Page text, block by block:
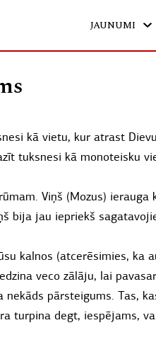
JAUNUMI
kā vietu, kur atrast
tuksnesi kā monoteisku
Viņš (Mozus) ierauga
bija jau iepriekš
kalnos (atcerēsimies, ka
veco zālāju, lai
pārsteigums. Tas,
turpina degt, iespējams,